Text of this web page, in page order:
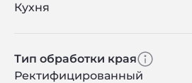
Кухня
Тип обработки края
Ректифицированный